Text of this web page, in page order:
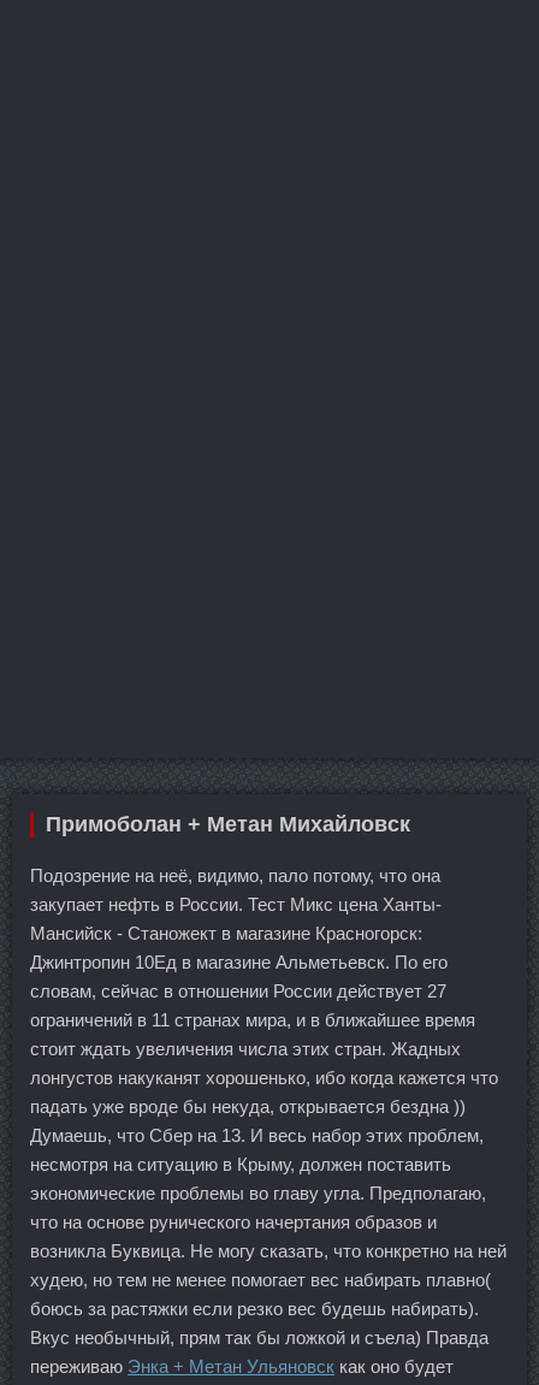
Примоболан + Метан Михайловск
Подозрение на неё, видимо, пало потому, что она
закупает нефть в России. Тест Микс цена Ханты-
Мансийск - Станожект в магазине Красногорск:
Джинтропин 10Ед в магазине Альметьевск. По его
словам, сейчас в отношении России действует 27
ограничений в 11 странах мира, и в ближайшее время
стоит ждать увеличения числа этих стран. Жадных
лонгустов накуканят хорошенько, ибо когда кажется что
падать уже вроде бы некуда, открывается бездна ))
Думаешь, что Сбер на 13. И весь набор этих проблем,
несмотря на ситуацию в Крыму, должен поставить
экономические проблемы во главу угла. Предполагаю,
что на основе рунического начертания образов и
возникла Буквица. Не могу сказать, что конкретно на ней
худею, но тем не менее помогает вес набирать плавно(
боюсь за растяжки если резко вес будешь набирать).
Вкус необычный, прям так бы ложкой и съела) Правда
переживаю Энка + Метан Ульяновск как оно будет